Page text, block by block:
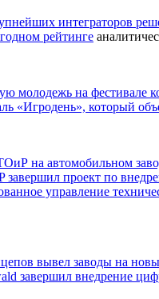
интеграторов
рейтинге
молодежь на фестивале
«Игродень», который
на автомобильном
завершил проект по
управление
вывел заводы на
завершил внедрение